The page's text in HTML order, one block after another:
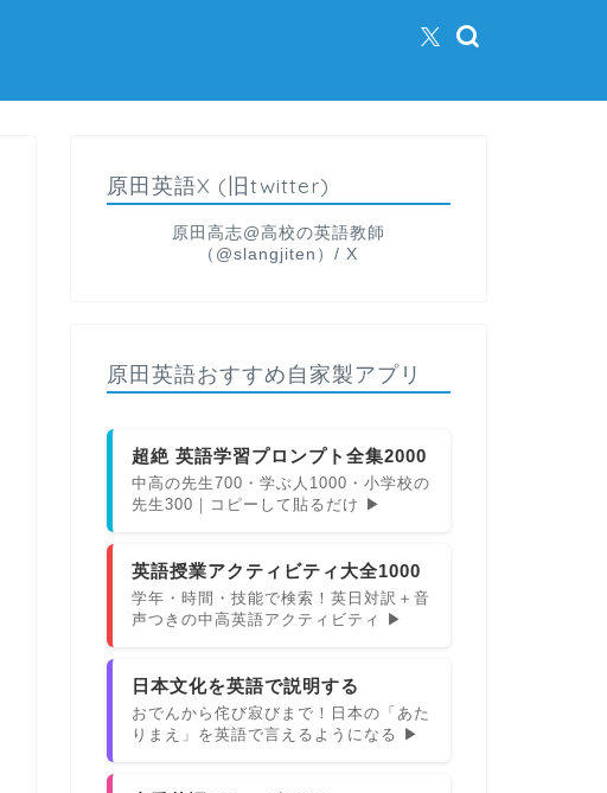
原田英語X (旧twitter)
原田高志@高校の英語教師
（@slangjiten）/ X
原田英語おすすめ自家製アプリ
超絶 英語学習プロンプト全集2000
中高の先生700・学ぶ人1000・小学校の
先生300｜コピーして貼るだけ ▶
英語授業アクティビティ大全1000
学年・時間・技能で検索！英日対訳＋音
声つきの中高英語アクティビティ ▶
日本文化を英語で説明する
おでんから侘び寂びまで！日本の「あた
りまえ」を英語で言えるようになる ▶